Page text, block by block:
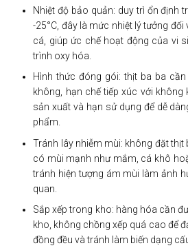
Nhiệt độ bảo quản: duy trì ổn định
-25°C, đây là mức nhiệt lý tưởng
cá, giúp ức chế hoạt động của vi
trình oxy hóa.
Hình thức đóng gói: thịt ba ba
không, hạn chế tiếp xúc với không
sản xuất và hạn sử dụng để dễ
phẩm.
Tránh lây nhiễm mùi: không đặt
có mùi mạnh như mắm, cá khô
tránh hiện tượng ám mùi làm ảnh
quan.
Sắp xếp trong kho: hàng hóa cần
kho, không chồng xếp quá cao để
đồng đều và tránh làm biến dạng